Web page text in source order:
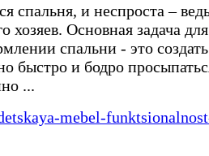
спальня, и неспроста –
хозяев. Основная задача для
спальни - это создать
быстро и бодро
...